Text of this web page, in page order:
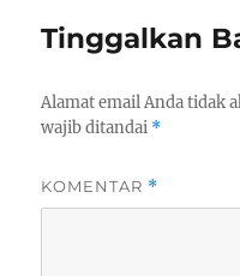
Tinggalkan
Alamat email Anda tidak
wajib ditandai *
KOMENTAR *